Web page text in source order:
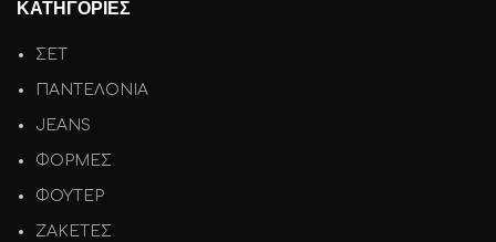
ΚΑΤΗΓΟΡΙΕΣ
ΣΕΤ
ΠΑΝΤΕΛΟΝΙΑ
JEANS
ΦΟΡΜΕΣ
ΦΟΥΤΕΡ
ΖΑΚΕΤΕΣ